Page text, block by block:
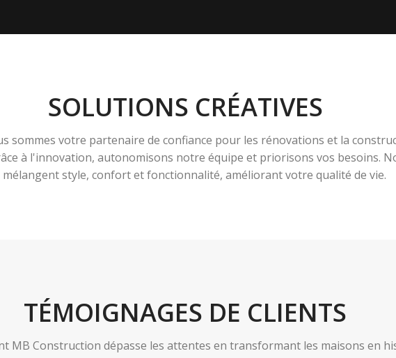
SOLUTIONS CRÉATIVES
sommes votre partenaire de confiance pour les rénovations et la
à l'innovation, autonomisons notre équipe et priorisons vos besoins.
mélangent style, confort et fonctionnalité, améliorant votre qualité de vie.
TÉMOIGNAGES DE CLIENTS
MB Construction dépasse les attentes en transformant les maisons en